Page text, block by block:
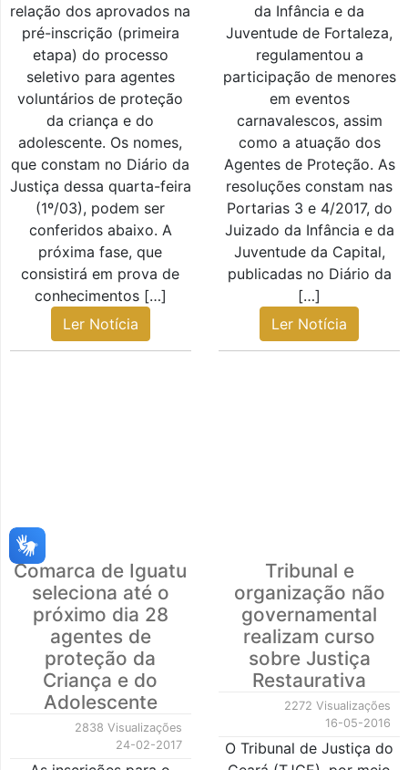
relação dos aprovados na
pré-inscrição (primeira
etapa) do processo
seletivo para agentes
voluntários de proteção
da criança e do
adolescente. Os nomes,
que constam no Diário da
Justiça dessa quarta-feira
(1º/03), podem ser
conferidos abaixo. A
próxima fase, que
consistirá em prova de
conhecimentos […]
Ler Notícia
da Infância e da
Juventude de Fortaleza,
regulamentou a
participação de menores
em eventos
carnavalescos, assim
como a atuação dos
Agentes de Proteção. As
resoluções constam nas
Portarias 3 e 4/2017, do
Juizado da Infância e da
Juventude da Capital,
publicadas no Diário da
[…]
Ler Notícia
Comarca de Iguatu
seleciona até o
próximo dia 28
agentes de
proteção da
Criança e do
Adolescente
2838 Visualizações
24-02-2017
Tribunal e
organização não
governamental
realizam curso
sobre Justiça
Restaurativa
2272 Visualizações
16-05-2016
O Tribunal de Justiça do